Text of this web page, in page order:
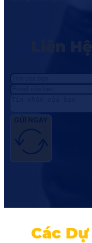
Liên
GỬI NGAY
Các